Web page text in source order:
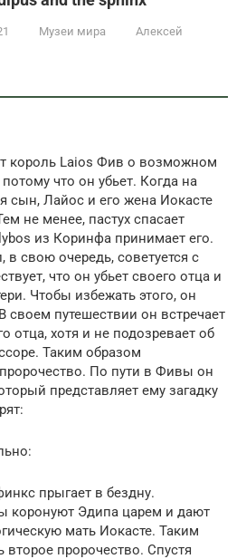
Музеи мира
Алексей
король Laios Фив о возможном
что он убьет. Когда на
сын, Лайос и его жена Иокасте
не менее, пастух спасает
из Коринфа принимает его.
свою очередь, советуется с
что он убьет своего отца и
Чтобы избежать этого, он
своем путешествии он встречает
отца, хотя и не подозревает об
Таким образом
По пути в Фивы он
представляет ему загадку
прыгает в бездну.
коронуют Эдипа царем и дают
мать Иокасте. Таким
пророчество. Спустя